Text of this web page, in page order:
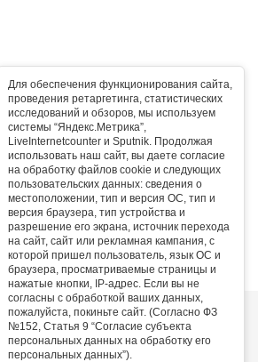
Для обеспечения функционирования сайта,
проведения ретаргетинга, статистических
исследований и обзоров, мы используем
системы “Яндекс.Метрика”,
LiveInternetcounter и Sputnik. Продолжая
использовать наш сайт, вы даете согласие
на обработку файлов cookie и следующих
пользовательских данных: сведения о
местоположении, тип и версия ОС, тип и
версия браузера, тип устройства и
разрешение его экрана, источник перехода
на сайт, сайт или рекламная кампания, с
которой пришел пользователь, язык ОС и
браузера, просматриваемые страницы и
нажатые кнопки, IP-адрес. Если вы не
согласны с обработкой ваших данных,
пожалуйста, покиньте сайт. (Согласно ФЗ
№152, Статья 9 “Согласие субъекта
персональных данных на обработку его
персональных данных”).
активной ссылки на сайт.